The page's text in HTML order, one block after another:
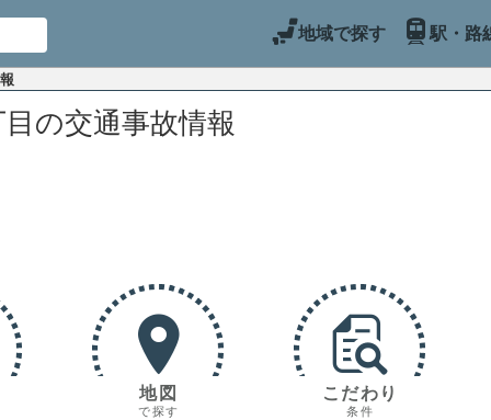
地域で探す 駅・路
の交通事故情報
地図
で探す
こだわり
条件